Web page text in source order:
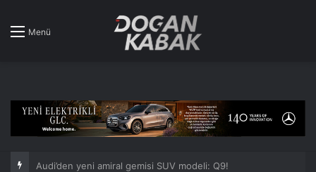
Menü
Peugeot Rifter, Made in Türkiye etiketine kavuşuyor!